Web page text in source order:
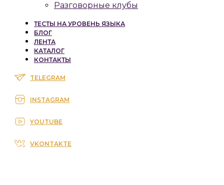
Разговорные клубы
ТЕСТЫ НА УРОВЕНЬ ЯЗЫКА
БЛОГ
ЛЕНТА
КАТАЛОГ
КОНТАКТЫ
TELEGRAM
INSTAGRAM
YOUTUBE
VKONTAKTE